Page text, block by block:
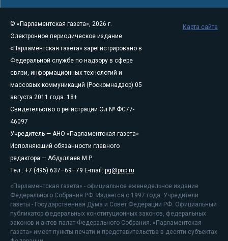
© «Парламентская газета», 2026 г.
Электронное периодическое издание
«Парламентская газета» зарегистрировано в
Федеральной службе по надзору в сфере
связи, информационных технологий и
массовых коммуникаций (Роскомнадзор) 05
августа 2011 года. 18+
Свидетельство о регистрации Эл № ФС77-
46097
Учредитель — АНО «Парламентская газета»
Исполняющий обязанности главного
редактора — Абдуллаев М.Р.
Тел.: +7 (495) 637–69–79 E-mail: pg@pnp.ru
«Парламентская газета» - официальное еженедельное издание
Федерального Собрания РФ. Издается с 1997 года. Учредители
газеты - Государственная Дума и Совет Федерации РФ. Официальный
публикатор федеральных конституционных законов, федеральных
законов и актов палат Федерального Собрания. «Парламентская
газета» имеет пункты печати и представительства в десяти субъектах
Карта сайта